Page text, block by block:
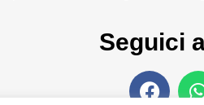
Seguici